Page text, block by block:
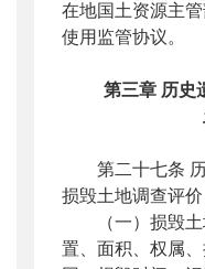
在地国土资源主
使用监管协议。
第三章 历史
第二十七条 历
损毁土地调查评
（一）损毁土
置、面积、权属